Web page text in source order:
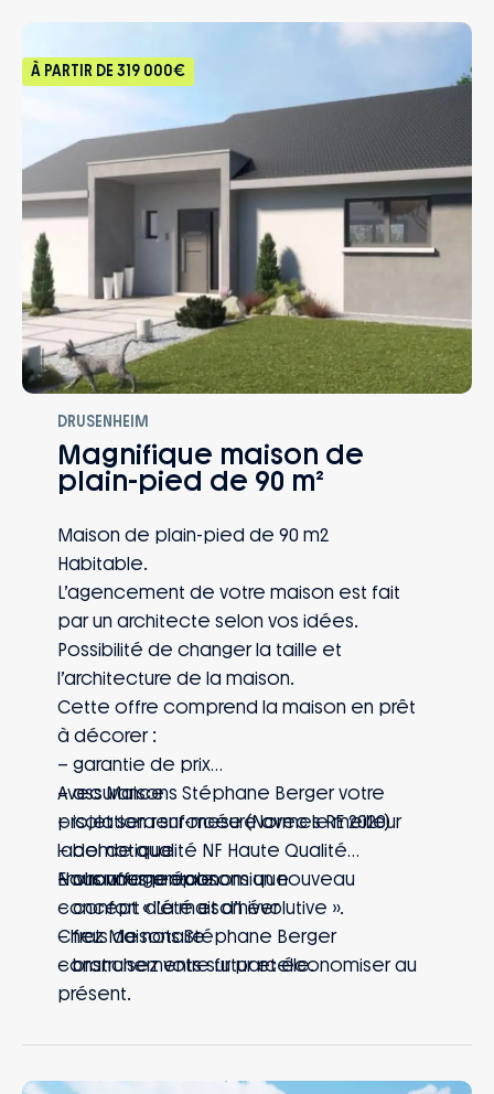
À PARTIR DE 319 000€
DRUSENHEIM
Magnifique maison de
plain-pied de 90 m²
Maison de plain-pied de 90 m2
Habitable.
L’agencement de votre maison est fait
par un architecte selon vos idées.
Possibilité de changer la taille et
l’architecture de la maison.
Cette offre comprend la maison en prêt
à décorer :
– garantie de prix
– assurance
– isolation renforcée (Normes RE 2020)
– domotique
– chauffage économique
– confort d’été et d’hiver
– frais de notaire
– branchements sur parcelle.
Avec Maisons Stéphane Berger votre
projet sera sur-mesure avec le meilleur
label de qualité NF Haute Qualité
Environnementale.
Nous vous proposons un nouveau
concept « La maison évolutive ».
Chez Maisons Stéphane Berger
construisez votre futur et économiser au
présent.